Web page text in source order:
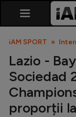
iAM SPORT
Lazio -
Sociedad
proporții